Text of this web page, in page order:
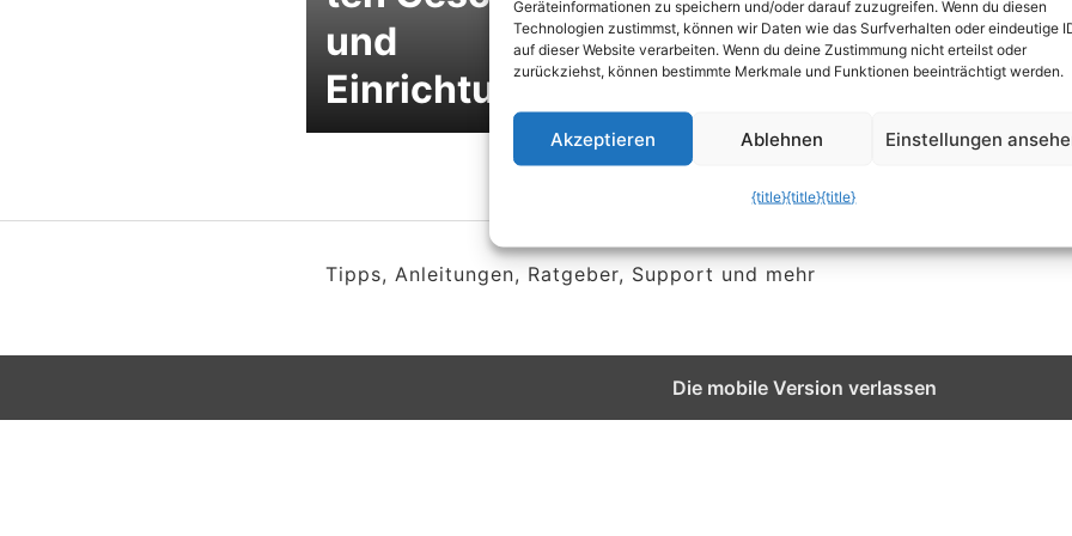
und
Einrichtungen
Tipps, Anleitungen, Ratgeber, Support und mehr
Geräteinformationen zu speichern und/oder darauf zuzugreifen. Wenn du diesen
Technologien zustimmst, können wir Daten wie das Surfverhalten oder eindeutige
auf dieser Website verarbeiten. Wenn du deine Zustimmung nicht erteilst oder
zurückziehst, können bestimmte Merkmale und Funktionen beeinträchtigt werden.
Akzeptieren Ablehnen Einstellungen
{title}{title}{title}
Die mobile Version verlassen